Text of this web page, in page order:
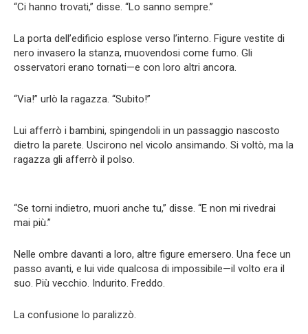
“Ci hanno trovati,” disse. “Lo sanno sempre.”
La porta dell’edificio esplose verso l’interno. Figure vestite di
nero invasero la stanza, muovendosi come fumo. Gli
osservatori erano tornati—e con loro altri ancora.
“Via!” urlò la ragazza. “Subito!”
Lui afferrò i bambini, spingendoli in un passaggio nascosto
dietro la parete. Uscirono nel vicolo ansimando. Si voltò, ma la
ragazza gli afferrò il polso.
“Se torni indietro, muori anche tu,” disse. “E non mi rivedrai
mai più.”
Nelle ombre davanti a loro, altre figure emersero. Una fece un
passo avanti, e lui vide qualcosa di impossibile—il volto era il
suo. Più vecchio. Indurito. Freddo.
La confusione lo paralizzò.